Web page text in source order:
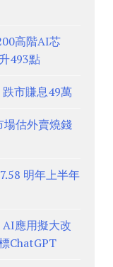
高階AI芯
493點
市賺息49萬
估外賣燒錢
明年上半年
應用擬大改
ChatGPT